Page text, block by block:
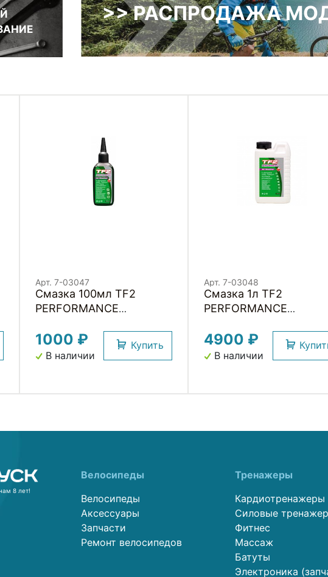
>> РАСПРОДАЖА
Арт. 7-03047
Смазка 100мл TF2
PERFORMANCE
TEFLON WELDTITE
1000 ₽
В наличии
Купить
Арт. 7-03048
Смазка 1л TF2
PERFORMANCE
TEFLON WELDTITE
4900 ₽
В наличии
8 лет!
Велосипеды
Велосипеды
Аксессуары
Запчасти
Ремонт велосипедов
Тренажеры
Кардиотренажеры
Силовые
Фитнес
Массаж
Батуты
Электроника